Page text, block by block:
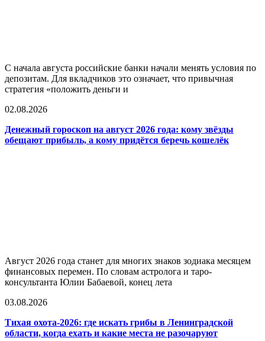
С начала августа российские банки начали менять условия по
депозитам. Для вкладчиков это означает, что привычная
стратегия «положить деньги и
02.08.2026
Денежный гороскоп на август 2026 года: кому звёзды
обещают прибыль, а кому придётся беречь кошелёк
Август 2026 года станет для многих знаков зодиака месяцем
финансовых перемен. По словам астролога и таро-
консультанта Юлии Бабаевой, конец лета
03.08.2026
Тихая охота-2026: где искать грибы в Ленинградской
области, когда ехать и какие места не разочаруют